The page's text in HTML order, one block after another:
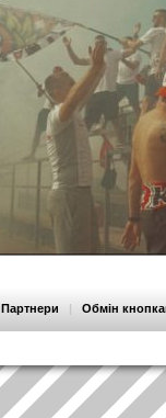
Партнери | Обмін